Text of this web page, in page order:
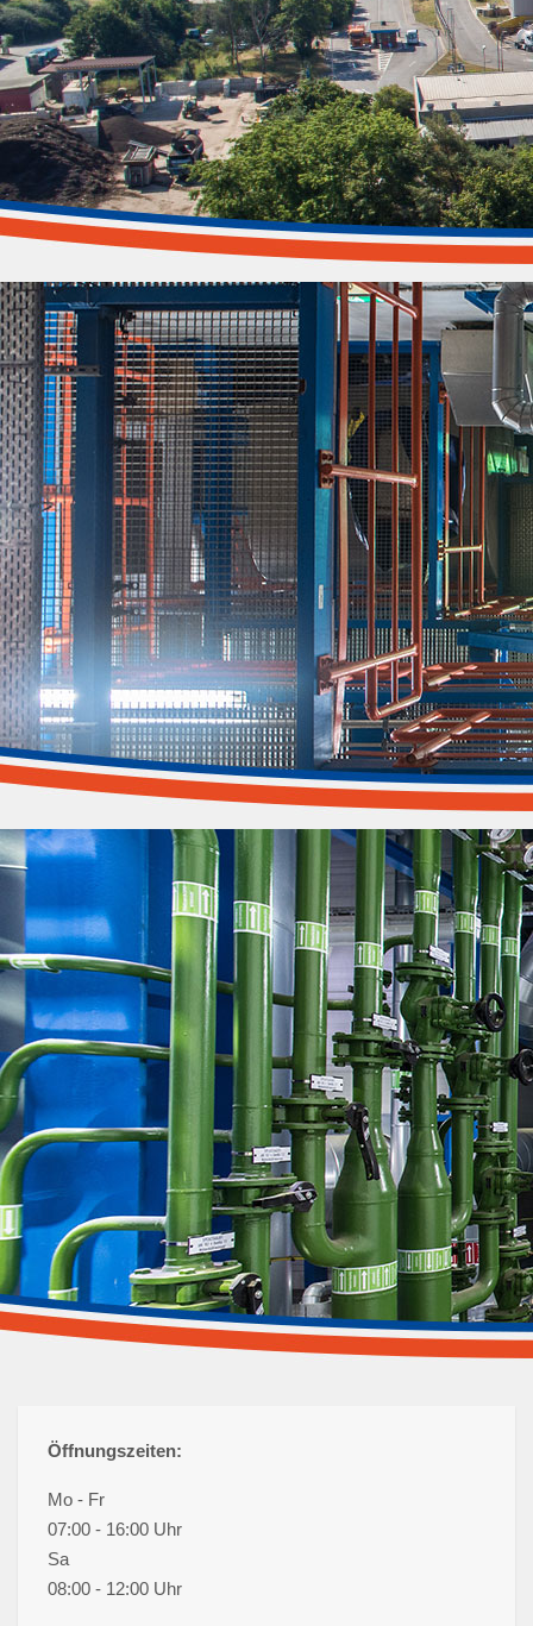
MHKW Bamberg
Entsorgungssicherheit - Fernwärme - Strom
Entsorgungssicherheit
Kurze Wege - einfache Abwicklung
Saubere Wärme durch Fernwärmenetz
Öffnungszeiten:
Mo - Fr
07:00 - 16:00 Uhr
Sa
08:00 - 12:00 Uhr